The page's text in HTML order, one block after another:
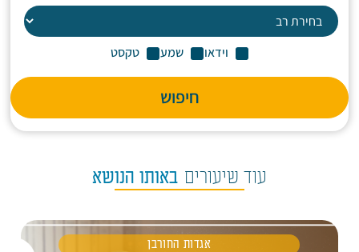
וידאו שמע טקסט
חיפוש
עוד שיעורים באותו הנושא
אגדות החורבן